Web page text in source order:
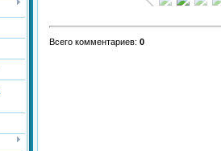
Всего комментариев: 0